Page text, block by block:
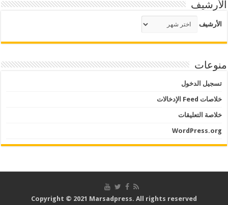
الأرشيف
الأرشيف
منوعات
تسجيل الدخول
خلاصات Feed الإدخالات
خلاصة التعليقات
WordPress.org
Copyright © 2021 Marsadpress. All rights reserved